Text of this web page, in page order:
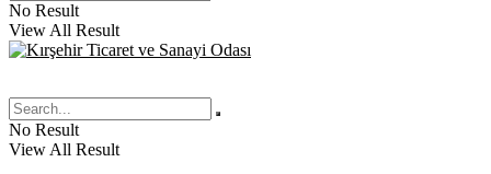
No Result
View All Result
No Result
View All Result